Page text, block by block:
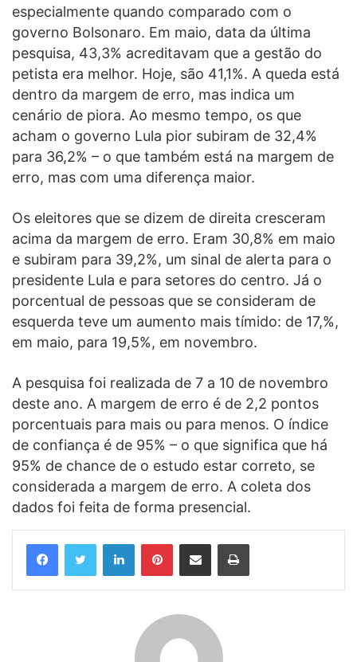
especialmente quando comparado com o
governo Bolsonaro. Em maio, data da última
pesquisa, 43,3% acreditavam que a gestão do
petista era melhor. Hoje, são 41,1%. A queda está
dentro da margem de erro, mas indica um
cenário de piora. Ao mesmo tempo, os que
acham o governo Lula pior subiram de 32,4%
para 36,2% – o que também está na margem de
erro, mas com uma diferença maior.
Os eleitores que se dizem de direita cresceram
acima da margem de erro. Eram 30,8% em maio
e subiram para 39,2%, um sinal de alerta para o
presidente Lula e para setores do centro. Já o
porcentual de pessoas que se consideram de
esquerda teve um aumento mais tímido: de 17,%,
em maio, para 19,5%, em novembro.
A pesquisa foi realizada de 7 a 10 de novembro
deste ano. A margem de erro é de 2,2 pontos
porcentuais para mais ou para menos. O índice
de confiança é de 95% – o que significa que há
95% de chance de o estudo estar correto, se
considerada a margem de erro. A coleta dos
dados foi feita de forma presencial.
LinkedinPinterestCompartilhar via e-mail Imprimir